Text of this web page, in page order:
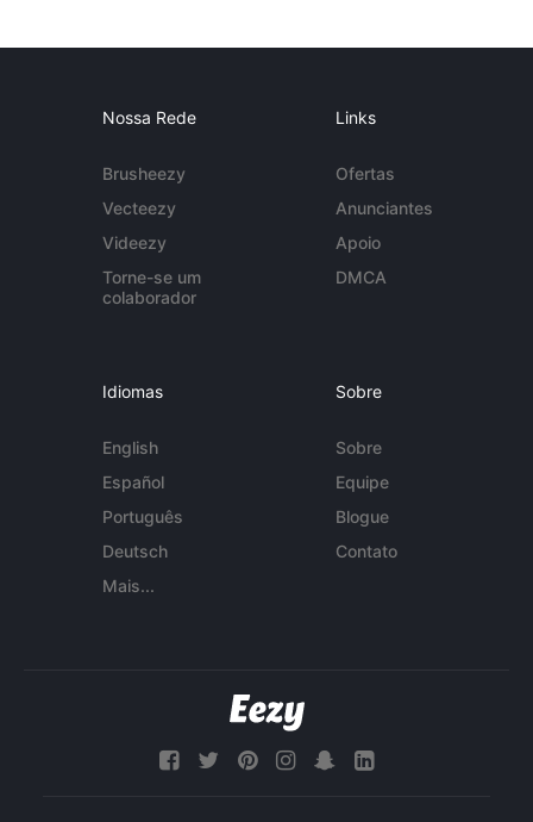
Nossa Rede
Brusheezy
Vecteezy
Videezy
Torne-se um
colaborador
Links
Ofertas
Anunciantes
Apoio
DMCA
Idiomas
English
Español
Português
Deutsch
Mais...
Sobre
Sobre
Equipe
Blogue
Contato